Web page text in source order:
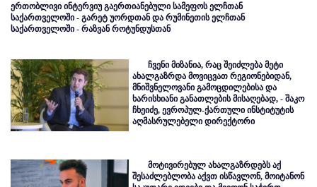
ერთობლივი ინტერვიუ გაერთიანებული სამეფოს ელჩთან
საქართველოში - გარეტ უორდთან და რუმინეთის ელჩთან
საქართველოში - რაზვან როტუნდუსთან
ჩვენი მიზანია, რაც შეიძლება მეტი
ახალგაზრდა მოვიცვათ რეგიონებიდან,
მნიშვნელოვანი გამოცდილებისა და
ხარისხიანი განათლების მისაღებად, - შაკო
ჩხეიძე, ევროპულ-ქართული ინსტიტუტის
აღმასრულებელი დირექტორი
მოტივირებულ ახალგაზრდებს აქ
შესაძლებლობა აქვთ ისწავლონ, მოიტანონ